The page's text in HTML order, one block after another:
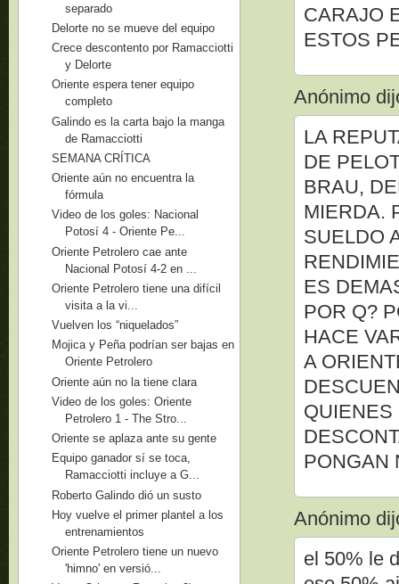
CARAJO
ESTOS
Anónimo
LA
DE
BRAU,
MIERDA.
SUELDO
ES
POR Q?
HACE
A
QUIENES
PONGAN
Anónimo
el 50% le
separado
Delorte no se mueve del equipo
Crece descontento por Ramacciotti
y Delorte
Oriente espera tener equipo
completo
Galindo es la carta bajo la manga
de Ramacciotti
SEMANA CRÍTICA
Oriente aún no encuentra la
fórmula
Video de los goles: Nacional
Potosí 4 - Oriente Pe...
Oriente Petrolero cae ante
Nacional Potosí 4-2 en ...
Oriente Petrolero tiene una difícil
visita a la vi...
Vuelven los “niquelados”
Mojica y Peña podrían ser bajas en
Oriente Petrolero
Oriente aún no la tiene clara
Video de los goles: Oriente
Petrolero 1 - The Stro...
Oriente se aplaza ante su gente
Equipo ganador sí se toca,
Ramacciotti incluye a G...
Roberto Galindo dió un susto
Hoy vuelve el primer plantel a los
entrenamientos
Oriente Petrolero tiene un nuevo
'himno' en versió...